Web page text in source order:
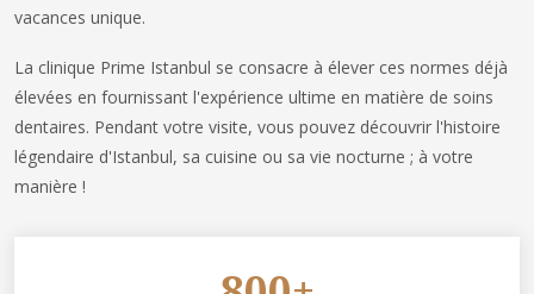
vacances unique.
La clinique Prime Istanbul se consacre à élever ces normes déjà
élevées en fournissant l'expérience ultime en matière de soins
dentaires. Pendant votre visite, vous pouvez découvrir l'histoire
légendaire d'Istanbul, sa cuisine ou sa vie nocturne ; à votre
manière !